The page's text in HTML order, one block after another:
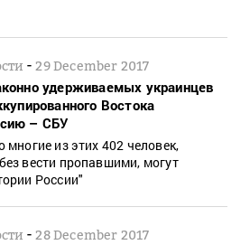
-29 December 2017
удерживаемых украинцев
Востока
– СБУ
из этих 402 человек,
вести пропавшими, могут
России"
-28 December 2017